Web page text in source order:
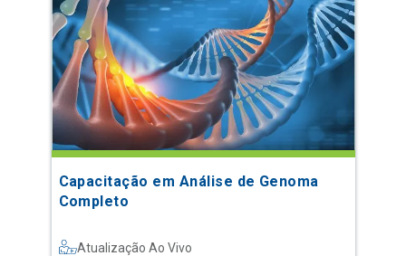
Capacitação em Análise de Genoma
Completo
Atualização Ao Vivo